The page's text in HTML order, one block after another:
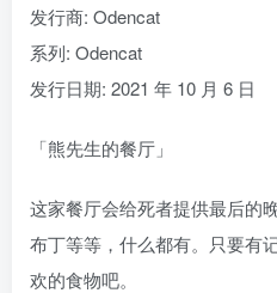
发行商: Odencat
系列: Odencat
发行日期: 2021 年 10 月 6 日
「熊先生的餐厅」
这家餐厅会给死者提供最后的
布丁等等，什么都有。只要有
欢的食物吧。